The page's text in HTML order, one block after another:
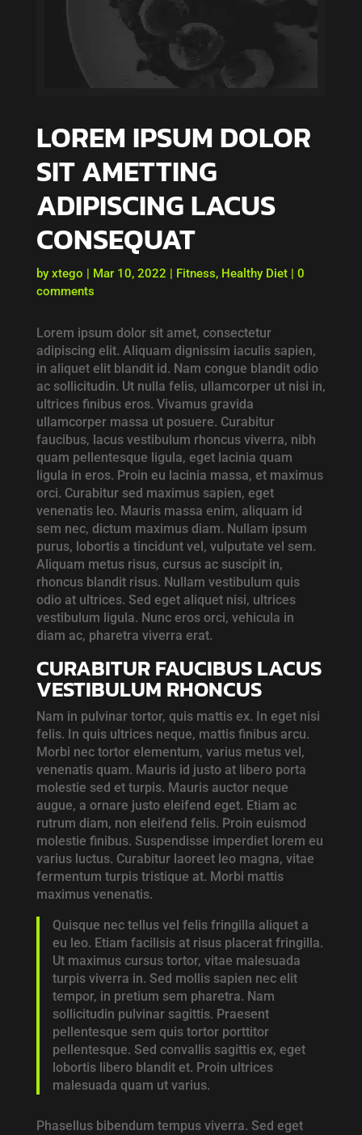
LOREM IPSUM DOLOR
SIT AMETTING
ADIPISCING LACUS
CONSEQUAT
by xtego Mar 10, 2022 Fitness, Healthy Diet| 0
comments
Lorem ipsum dolor sit amet, consectetur
adipiscing elit. Aliquam dignissim iaculis sapien,
in aliquet elit blandit id. Nam congue blandit odio
ac sollicitudin. Ut nulla felis, ullamcorper ut nisi in,
ultrices finibus eros. Vivamus gravida
ullamcorper massa ut posuere. Curabitur
faucibus, lacus vestibulum rhoncus viverra, nibh
quam pellentesque ligula, eget lacinia quam
ligula in eros. Proin eu lacinia massa, et maximus
orci. Curabitur sed maximus sapien, eget
venenatis leo. Mauris massa enim, aliquam id
sem nec, dictum maximus diam. Nullam ipsum
purus, lobortis a tincidunt vel, vulputate vel sem.
Aliquam metus risus, cursus ac suscipit in,
rhoncus blandit risus. Nullam vestibulum quis
odio at ultrices. Sed eget aliquet nisi, ultrices
vestibulum ligula. Nunc eros orci, vehicula in
diam ac, pharetra viverra erat.
CURABITUR FAUCIBUS LACUS
VESTIBULUM RHONCUS
Nam in pulvinar tortor, quis mattis ex. In eget nisi
felis. In quis ultrices neque, mattis finibus arcu.
Morbi nec tortor elementum, varius metus vel,
venenatis quam. Mauris id justo at libero porta
molestie sed et turpis. Mauris auctor neque
augue, a ornare justo eleifend eget. Etiam ac
rutrum diam, non eleifend felis. Proin euismod
molestie finibus. Suspendisse imperdiet lorem eu
varius luctus. Curabitur laoreet leo magna, vitae
fermentum turpis tristique at. Morbi mattis
maximus venenatis.
Quisque nec tellus vel felis fringilla aliquet a
eu leo. Etiam facilisis at risus placerat fringilla.
Ut maximus cursus tortor, vitae malesuada
turpis viverra in. Sed mollis sapien nec elit
tempor, in pretium sem pharetra. Nam
sollicitudin pulvinar sagittis. Praesent
pellentesque sem quis tortor porttitor
pellentesque. Sed convallis sagittis ex, eget
lobortis libero blandit et. Proin ultrices
malesuada quam ut varius.
Phasellus bibendum tempus viverra. Sed eget